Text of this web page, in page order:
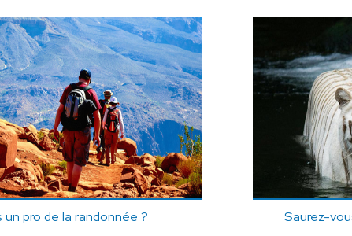
pro de la randonnée ?
Saurez-